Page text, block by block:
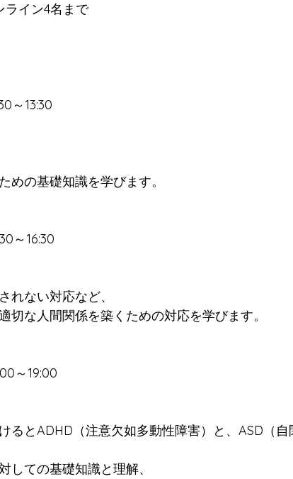
ライン4名まで
13:30
めの基礎知識を学びます。
～16:30
れない対応など、
切な人間関係を築くための対応を学びます。
～19:00
るとADHD（注意欠如多動性障害）と、ASD（
しての基礎知識と理解、